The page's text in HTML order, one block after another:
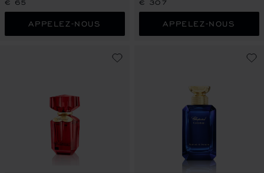
€ 65
APPELEZ-NOUS
€ 307
APPELEZ-NOUS